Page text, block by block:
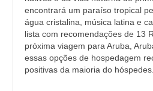
encontrará um paraíso tropical
água cristalina, música latina e
lista com recomendações de 13
próxima viagem para Aruba,
essas opções de hospedagem
positivas da maioria do